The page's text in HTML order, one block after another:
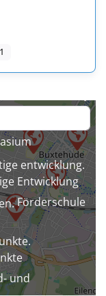
1
Entwicklung
Förderschule
und